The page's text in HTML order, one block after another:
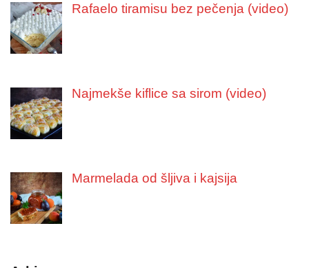
Rafaelo tiramisu bez pečenja (video)
Najmekše kiflice sa sirom (video)
Marmelada od šljiva i kajsija